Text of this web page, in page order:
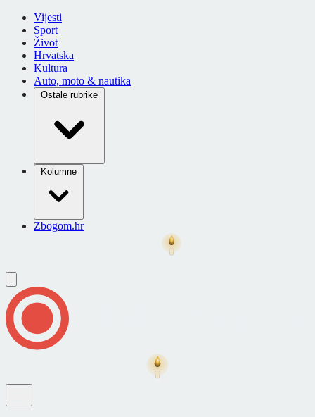
Vijesti
Sport
Život
Hrvatska
Kultura
Auto, moto & nautika
Ostale rubrike
Kolumne
Zbogom.hr